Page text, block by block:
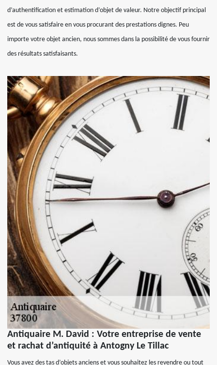
d’authentification et estimation d’objet de valeur. Notre objectif principal
est de vous satisfaire en vous procurant des prestations dignes. Peu
importe votre objet ancien, nous sommes dans la possibilité de vous fournir
des résultats satisfaisants.
Antiquaire M. David : Votre entreprise de vente
et rachat d’antiquité à Antogny Le Tillac
Vous avez des tas d’objets anciens et vous souhaitez les revendre ou tout